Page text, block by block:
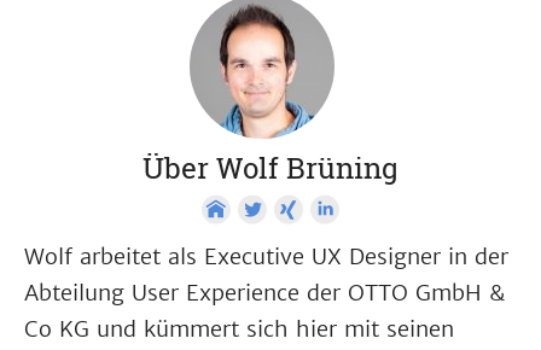
Über Wolf Brüning
Wolf arbeitet als Executive UX Designer in der
Abteilung User Experience der OTTO GmbH &
Co KG und kümmert sich hier mit seinen